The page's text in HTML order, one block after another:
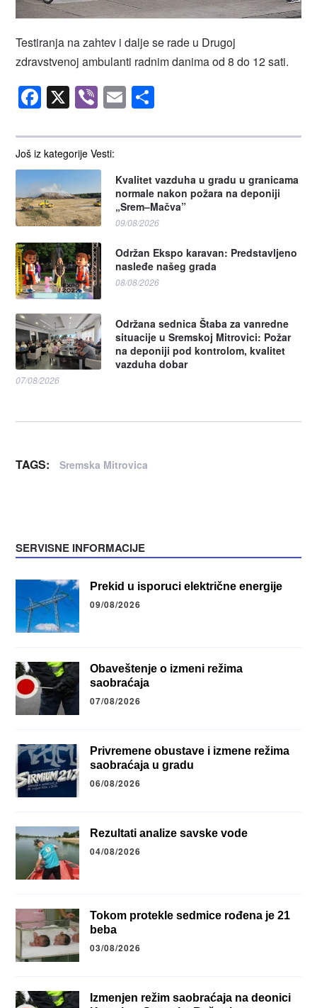
Još iz kategorije Vesti:
Kvalitet vazduha u gradu u granicama
normale nakon požara na deponiji
„Srem–Mačva”
09/08/2026
Održan Ekspo karavan: Predstavljeno
nasleđe našeg grada
08/08/2026
Održana sednica Štaba za vanredne
situacije u Sremskoj Mitrovici: Požar
na deponiji pod kontrolom, kvalitet
vazduha dobar
07/08/2026
Testiranja na zahtev i dalje se rade u Drugoj
zdravstvenoj ambulanti radnim danima od 8 do 12 sati.
Facebook
X Viber
Email
TAGS: Sremska Mitrovica
SERVISNE INFORMACIJE
Prekid u isporuci električne energije
09/08/2026
Obaveštenje o izmeni režima
saobraćaja
07/08/2026
Privremene obustave i izmene režima
saobraćaja u gradu
06/08/2026
Rezultati analize savske vode
04/08/2026
Tokom protekle sedmice rođena je 21
beba
03/08/2026
Izmenjen režim saobraćaja na deonici